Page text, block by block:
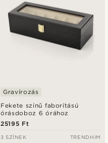
Fekete színű faborítású
órásdoboz 6 órához
Gravírozás
25195 Ft
3 SZÍNEK TRENDHIM